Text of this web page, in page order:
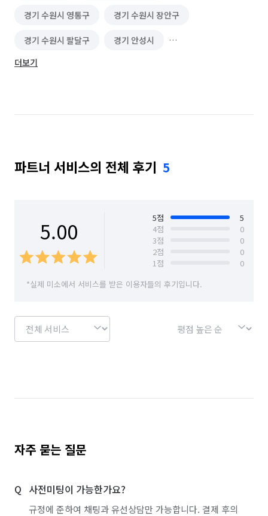
경기 수원시 영통구 경기 수원시 장안구
경기 수원시 팔달구 경기 안성시
경기 용인시 기흥구
충남 공주시 충남 아산시 충남 예산군
충북 진천군 충북 청주시 상당구
경기 화성시 동탄구
경기 화성시 효행구 경기 화성시 만세구
경기 화성시 병점구
더보기
파트너 서비스의 전체 후기 5
5.00 5점
5
4점
0
3점
0
2점
0
1점
0
*실제 미소에서 서비스를 받은 이용자들의 후기입니다.
자주 묻는 질문
사전미팅이 가능한가요?
규정에 준하여 채팅과 유선상담만 가능합니다. 결제 후의